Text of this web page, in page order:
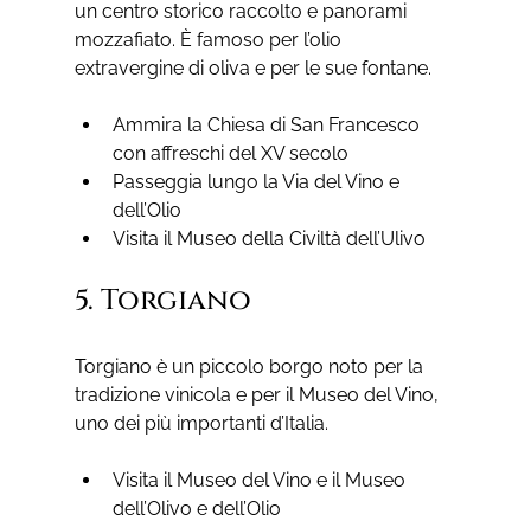
un centro storico raccolto e panorami
mozzafiato. È famoso per l’olio
extravergine di oliva e per le sue fontane.
Ammira la Chiesa di San Francesco
con affreschi del XV secolo
Passeggia lungo la Via del Vino e
dell’Olio
Visita il Museo della Civiltà dell’Ulivo
5. Torgiano
Torgiano è un piccolo borgo noto per la
tradizione vinicola e per il Museo del Vino,
uno dei più importanti d’Italia.
Visita il Museo del Vino e il Museo
dell’Olivo e dell’Olio